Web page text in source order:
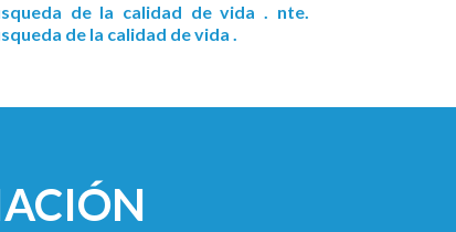
de la calidad de vida . nte.
de la calidad de vida .